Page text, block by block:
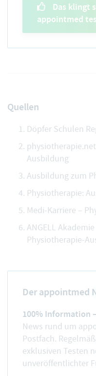
Das klingt
appointmed
Quellen
Döpfer Schulen
Ausbildung
Ausbildung zum
Physiotherapie:
Medi-Karriere –
ANGELL
Physiotherapie-
Der appointmed
100% Information
News rund um
Postfach.
exklusiven Testen
unveröffentlichter